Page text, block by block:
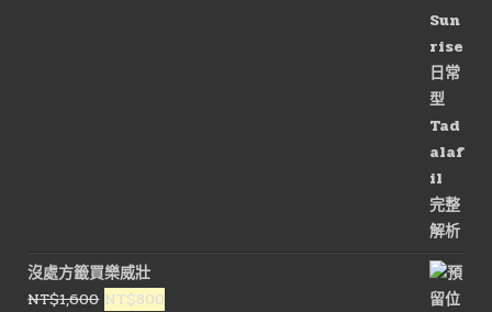
沒處方籤買樂威壯
NT$1,600 原
NT$800